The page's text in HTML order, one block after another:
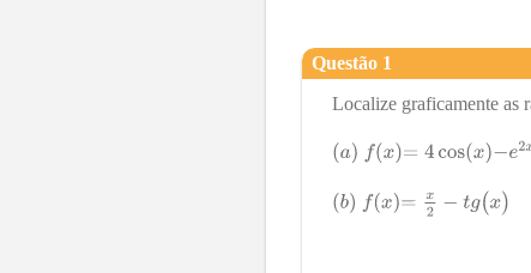
Questão 1
Localize graficamente as